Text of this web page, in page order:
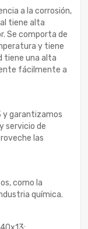
a la corrosión,
tiene alta
Se comporta de
y tiene
tiene una alta
fácilmente a
y garantizamos
servicio de
las
como la
química.